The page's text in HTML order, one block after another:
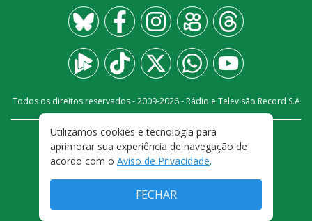
Todos os direitos reservados - 2009-2026- Rádio e Televisão Record S.A
FALE CONOSCO
PRIVACIDADE
TERMOS E CONDIÇÕES DE USO
Utilizamos cookies e tecnologia para
aprimorar sua experiência de navegação de
acordo com o Aviso de Privacidade.
FECHAR